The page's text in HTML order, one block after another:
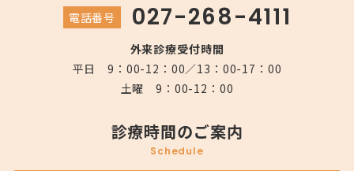
電話番号 027-268-4111
外来診療受付時間
平日 9：00-12：00／13：00-17：00
土曜 9：00-12：00
診療時間のご案内
Schedule